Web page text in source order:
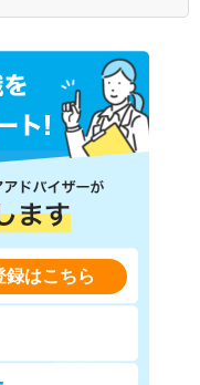
録はこちら